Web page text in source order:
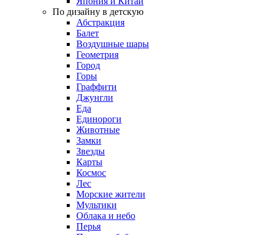
По дизайну в детскую
Абстракция
Балет
Воздушные шары
Геометрия
Город
Горы
Граффити
Джунгли
Еда
Единороги
Животные
Замки
Звезды
Карты
Космос
Лес
Морские жители
Мультики
Облака и небо
Перья